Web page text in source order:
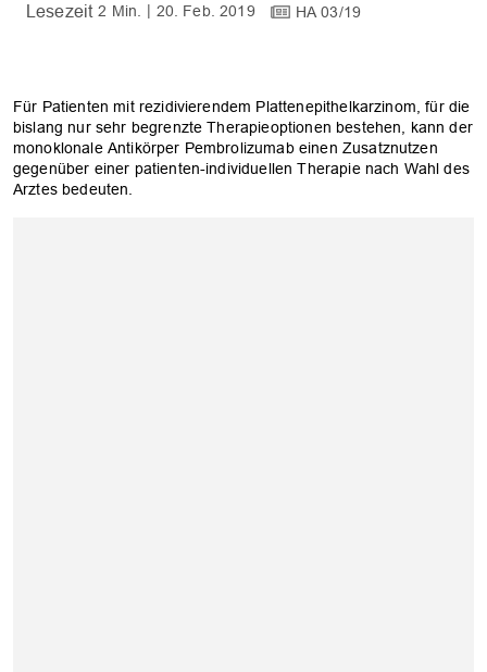
2 Min. 20. Feb. 2019 HA 03/19
Für Patienten mit rezidivierendem Plattenepithelkarzinom, für die
bislang nur sehr begrenzte Therapieoptionen bestehen, kann der
monoklonale Antikörper Pembrolizumab einen Zusatznutzen
gegenüber einer patienten-individuellen Therapie nach Wahl des
Arztes bedeuten.